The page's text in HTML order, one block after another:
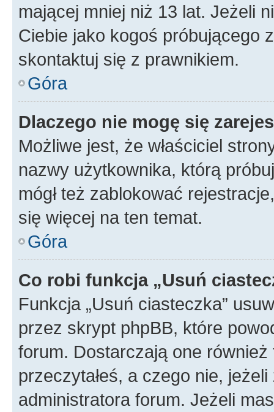
mającej mniej niż 13 lat. Jeżeli
Ciebie jako kogoś próbującego
skontaktuj się z prawnikiem.
Góra
Dlaczego nie mogę się
Możliwe jest, że właściciel
nazwy użytkownika, którą
mógł też zablokować
się więcej na ten temat.
Góra
Co robi funkcja „Usuń
Funkcja „Usuń ciasteczka”
przez skrypt phpBB, które
forum. Dostarczają one
przeczytałeś, a czego nie,
administratora forum. Jeżeli